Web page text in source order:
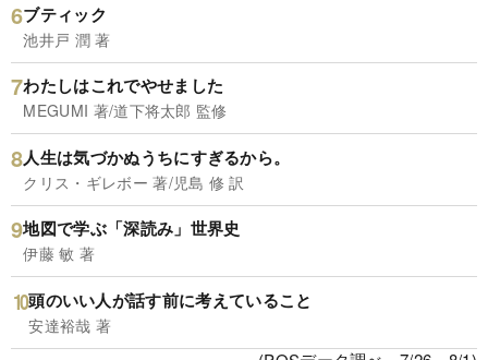
ブティック
池井戸 潤 著
わたしはこれでやせました
MEGUMI 著/道下将太郎 監修
人生は気づかぬうちにすぎるから。
クリス・ギレボー 著/児島 修 訳
地図で学ぶ「深読み」世界史
伊藤 敏 著
頭のいい人が話す前に考えていること
安達裕哉 著